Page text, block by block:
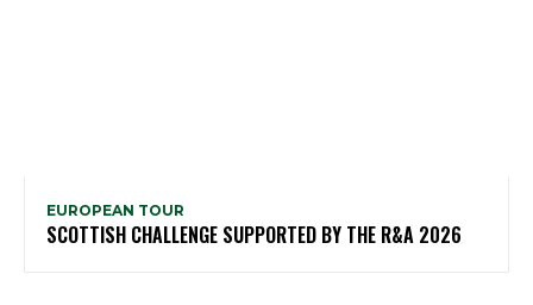
EUROPEAN TOUR
SCOTTISH CHALLENGE SUPPORTED BY THE R&A 2026